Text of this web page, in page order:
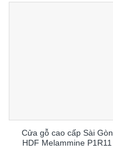
Cửa gỗ cao cấp Sài Gòn
HDF Melammine P1R11